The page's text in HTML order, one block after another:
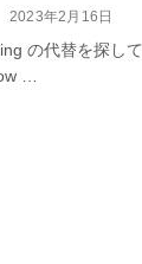
投
日:
2023年2月16日
の代替を探して
…